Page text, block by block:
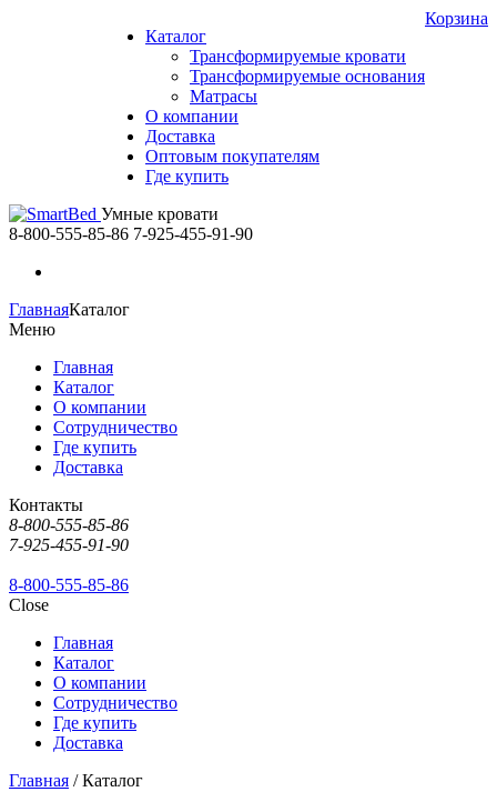
Каталог
Трансформируемые кровати
Трансформируемые основания
Матрасы
О компании
Доставка
Оптовым покупателям
Где купить
Корзина
Умные кровати
8-800-555-85-86 7-925-455-91-90
ГлавнаяКаталог
Меню
Главная
Каталог
О компании
Сотрудничество
Где купить
Доставка
Контакты
8-800-555-85-86
7-925-455-91-90
8-800-555-85-86
Close
Главная
Каталог
О компании
Сотрудничество
Где купить
Доставка
Главная / Каталог